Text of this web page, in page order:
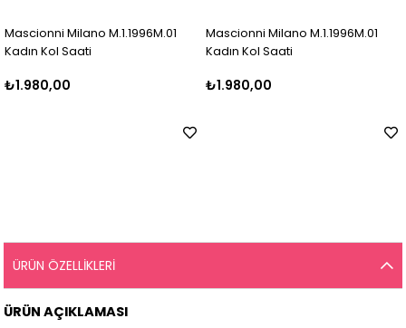
Mascionni Milano M.1.1996M.01
Kadın Kol Saati
₺1.980,00
Mascionni Milano M.1.1996M.01
Kadın Kol Saati
₺1.980,00
ÜRÜN ÖZELLIKLERI
ÜRÜN AÇIKLAMASI